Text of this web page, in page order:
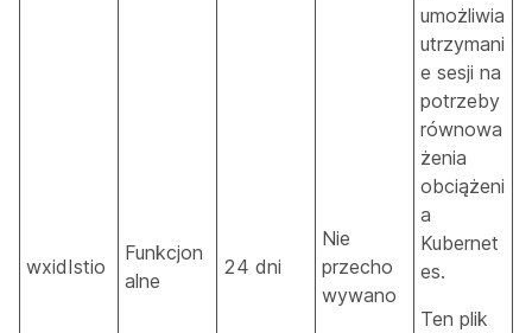
wxidIstio
Funkcjon
alne
24 dni
Nie
przecho
wywano
umożliwia
utrzymani
e sesji na
potrzeby
równowa
żenia
obciążeni
a
Kubernet
es.
Ten plik